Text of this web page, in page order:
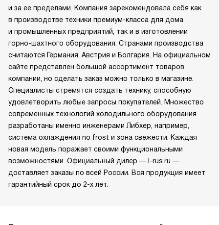
и за ее пределами. Компания зарекомендовала себя как
в производстве техники премиум-класса для дома
и промышленных предприятий, так и в изготовлении
горно-шахтного оборудования. Странами производства
считаются Германия, Австрия и Болгария. На официальном
сайте представлен большой ассортимент товаров
компании, но сделать заказ можно только в магазине.
Специалисты стремятся создать технику, способную
удовлетворить любые запросы покупателей. Множество
современных технологий холодильного оборудования
разработаны именно инженерами Либхер, например,
система охлаждения no frost и зона свежести. Каждая
новая модель поражает своими функциональными
возможностями. Официальный дилер — l-rus.ru —
доставляет заказы по всей России. Вся продукция имеет
гарантийный срок до 2-х лет.